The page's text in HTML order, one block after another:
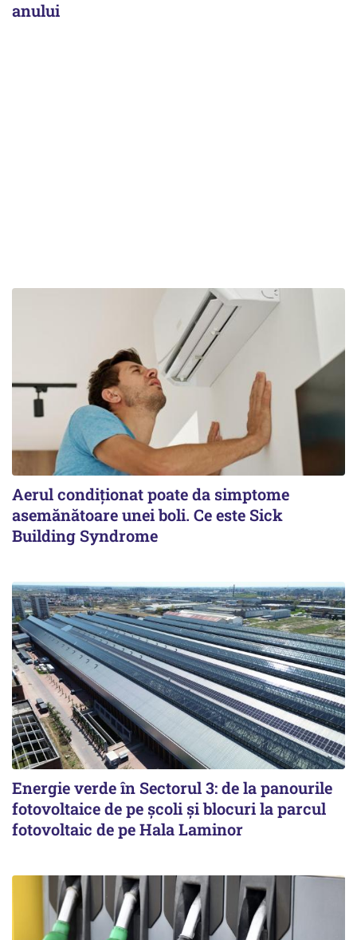
anului
Aerul condiționat poate da simptome
asemănătoare unei boli. Ce este Sick
Building Syndrome
Energie verde în Sectorul 3: de la panourile
fotovoltaice de pe școli și blocuri la parcul
fotovoltaic de pe Hala Laminor